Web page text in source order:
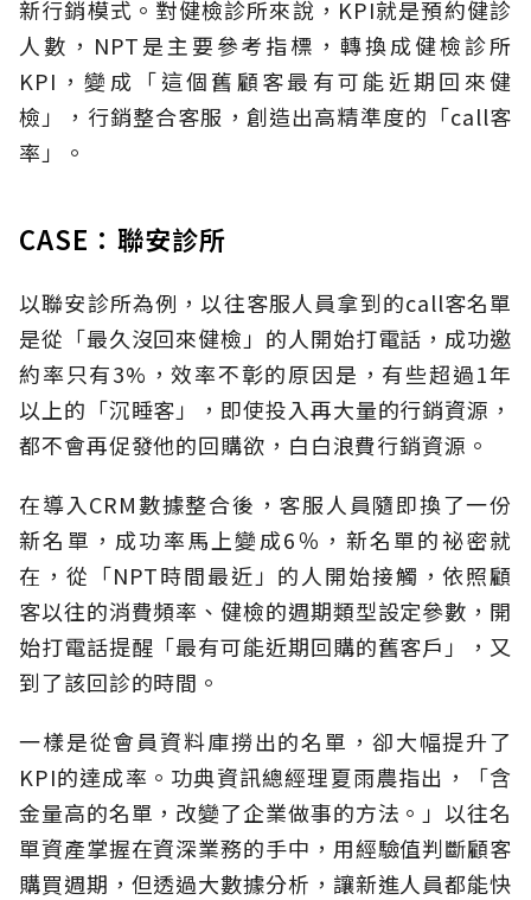
新行銷模式。對健檢診所來說，KPI就是預約健診
人數，NPT是主要參考指標，轉換成健檢診所
KPI，變成「這個舊顧客最有可能近期回來健
檢」，行銷整合客服，創造出高精準度的「call客
率」。
CASE：聯安診所
以聯安診所為例，以往客服人員拿到的call客名單
是從「最久沒回來健檢」的人開始打電話，成功邀
約率只有3%，效率不彰的原因是，有些超過1年
以上的「沉睡客」，即使投入再大量的行銷資源，
都不會再促發他的回購欲，白白浪費行銷資源。
在導入CRM數據整合後，客服人員隨即換了一份
新名單，成功率馬上變成6％，新名單的祕密就
在，從「NPT時間最近」的人開始接觸，依照顧
客以往的消費頻率、健檢的週期類型設定參數，開
始打電話提醒「最有可能近期回購的舊客戶」，又
到了該回診的時間。
一樣是從會員資料庫撈出的名單，卻大幅提升了
KPI的達成率。功典資訊總經理夏雨農指出，「含
金量高的名單，改變了企業做事的方法。」以往名
單資產掌握在資深業務的手中，用經驗值判斷顧客
購買週期，但透過大數據分析，讓新進人員都能快